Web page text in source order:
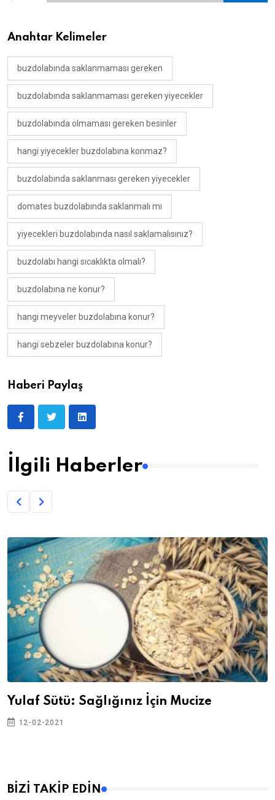
Anahtar Kelimeler
buzdolabında saklanmaması gereken
buzdolabında saklanmaması gereken yiyecekler
buzdolabında olmaması gereken besinler
hangi yiyecekler buzdolabına konmaz?
buzdolabında saklanması gereken yiyecekler
domates buzdolabında saklanmalı mı
yiyecekleri buzdolabında nasıl saklamalısınız?
buzdolabı hangi sıcaklıkta olmalı?
buzdolabına ne konur?
hangi meyveler buzdolabına konur?
hangi sebzeler buzdolabına konur?
Haberi Paylaş
İlgili Haberler
Yulaf Sütü: Sağlığınız İçin Mucize
12-02-2021
BİZİ TAKİP EDİN